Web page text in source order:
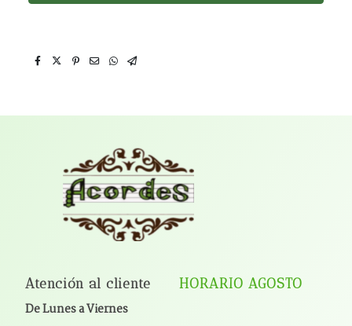
Atención al cliente HORARIO AGOSTO
De Lunes a Viernes